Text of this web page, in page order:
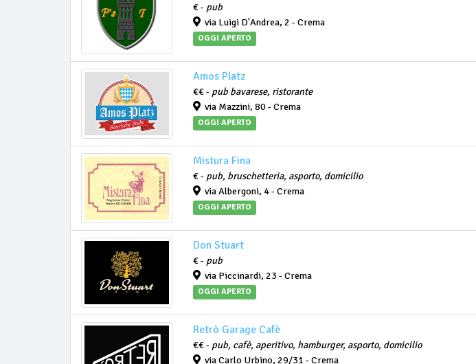
€ - pub
via Luigi D'Andrea, 2 - Crema
OGGI APERTO
Amos Platz
€€ - pub bavarese, ristorante
via Mazzini, 80 - Crema
OGGI APERTO
Mistura Fina
€ - pub, bruschetteria, asporto, domicilio
via Albergoni, 4 - Crema
OGGI APERTO
Don Stuart
€ - pub
via Piccinardi, 23 - Crema
OGGI APERTO
Retrò Garage Cafè
€€ - pub, cafè, aperitivo, hamburger, asporto, domicilio
via Carlo Urbino, 29/31 - Crema